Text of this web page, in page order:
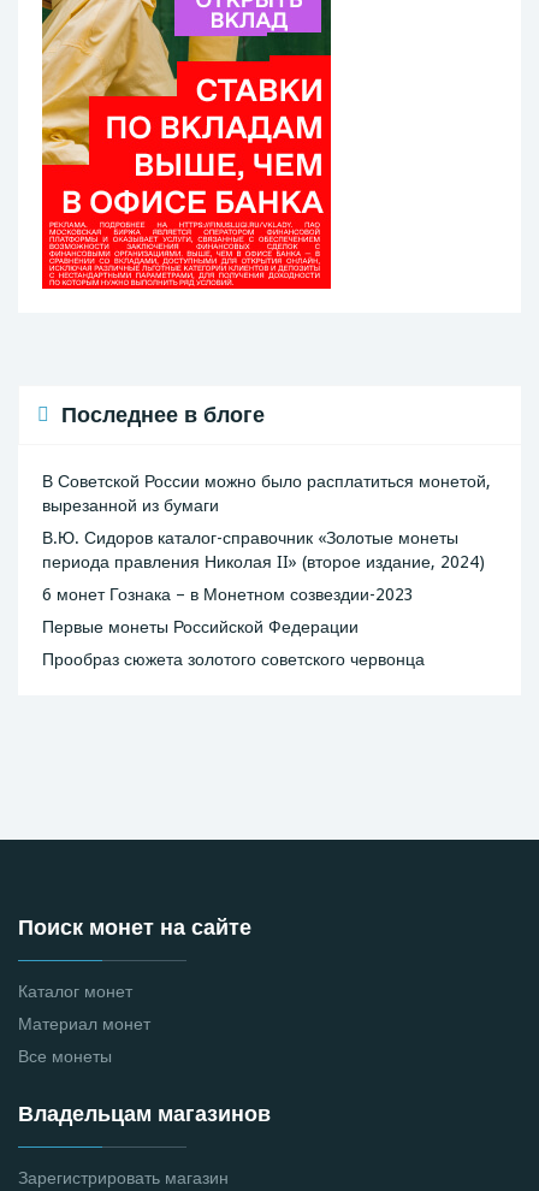
Последнее в блоге
В Советской России можно было расплатиться монетой,
вырезанной из бумаги
В.Ю. Сидоров каталог-справочник «Золотые монеты
периода правления Николая II» (второе издание, 2024)
6 монет Гознака – в Монетном созвездии-2023
Первые монеты Российской Федерации
Прообраз сюжета золотого советского червонца
Поиск монет на сайте
Каталог монет
Материал монет
Все монеты
Владельцам магазинов
Зарегистрировать магазин